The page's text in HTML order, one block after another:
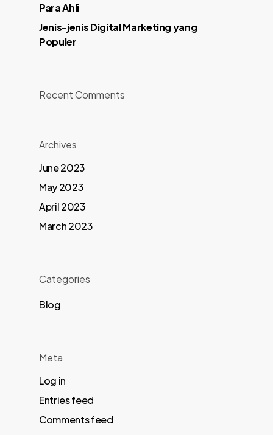
Para Ahli
Jenis-jenis Digital Marketing yang
Populer
Recent Comments
Archives
June 2023
May 2023
April 2023
March 2023
Categories
Blog
Meta
Log in
Entries feed
Comments feed